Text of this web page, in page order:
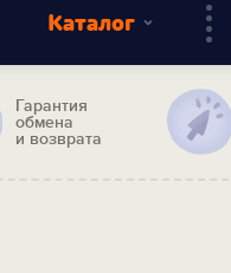
Каталог
Гарантия
обмена
и возврата